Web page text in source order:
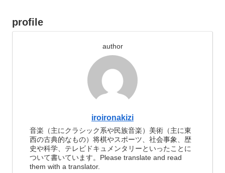
profile
author
iroironakizi
音楽（主にクラシック系や民族音楽）美術（主に東
西の古典的なもの）将棋やスポーツ、社会事象、歴
史や科学、テレビドキュメンタリーといったことに
ついて書いています。Please translate and read
them with a translator.